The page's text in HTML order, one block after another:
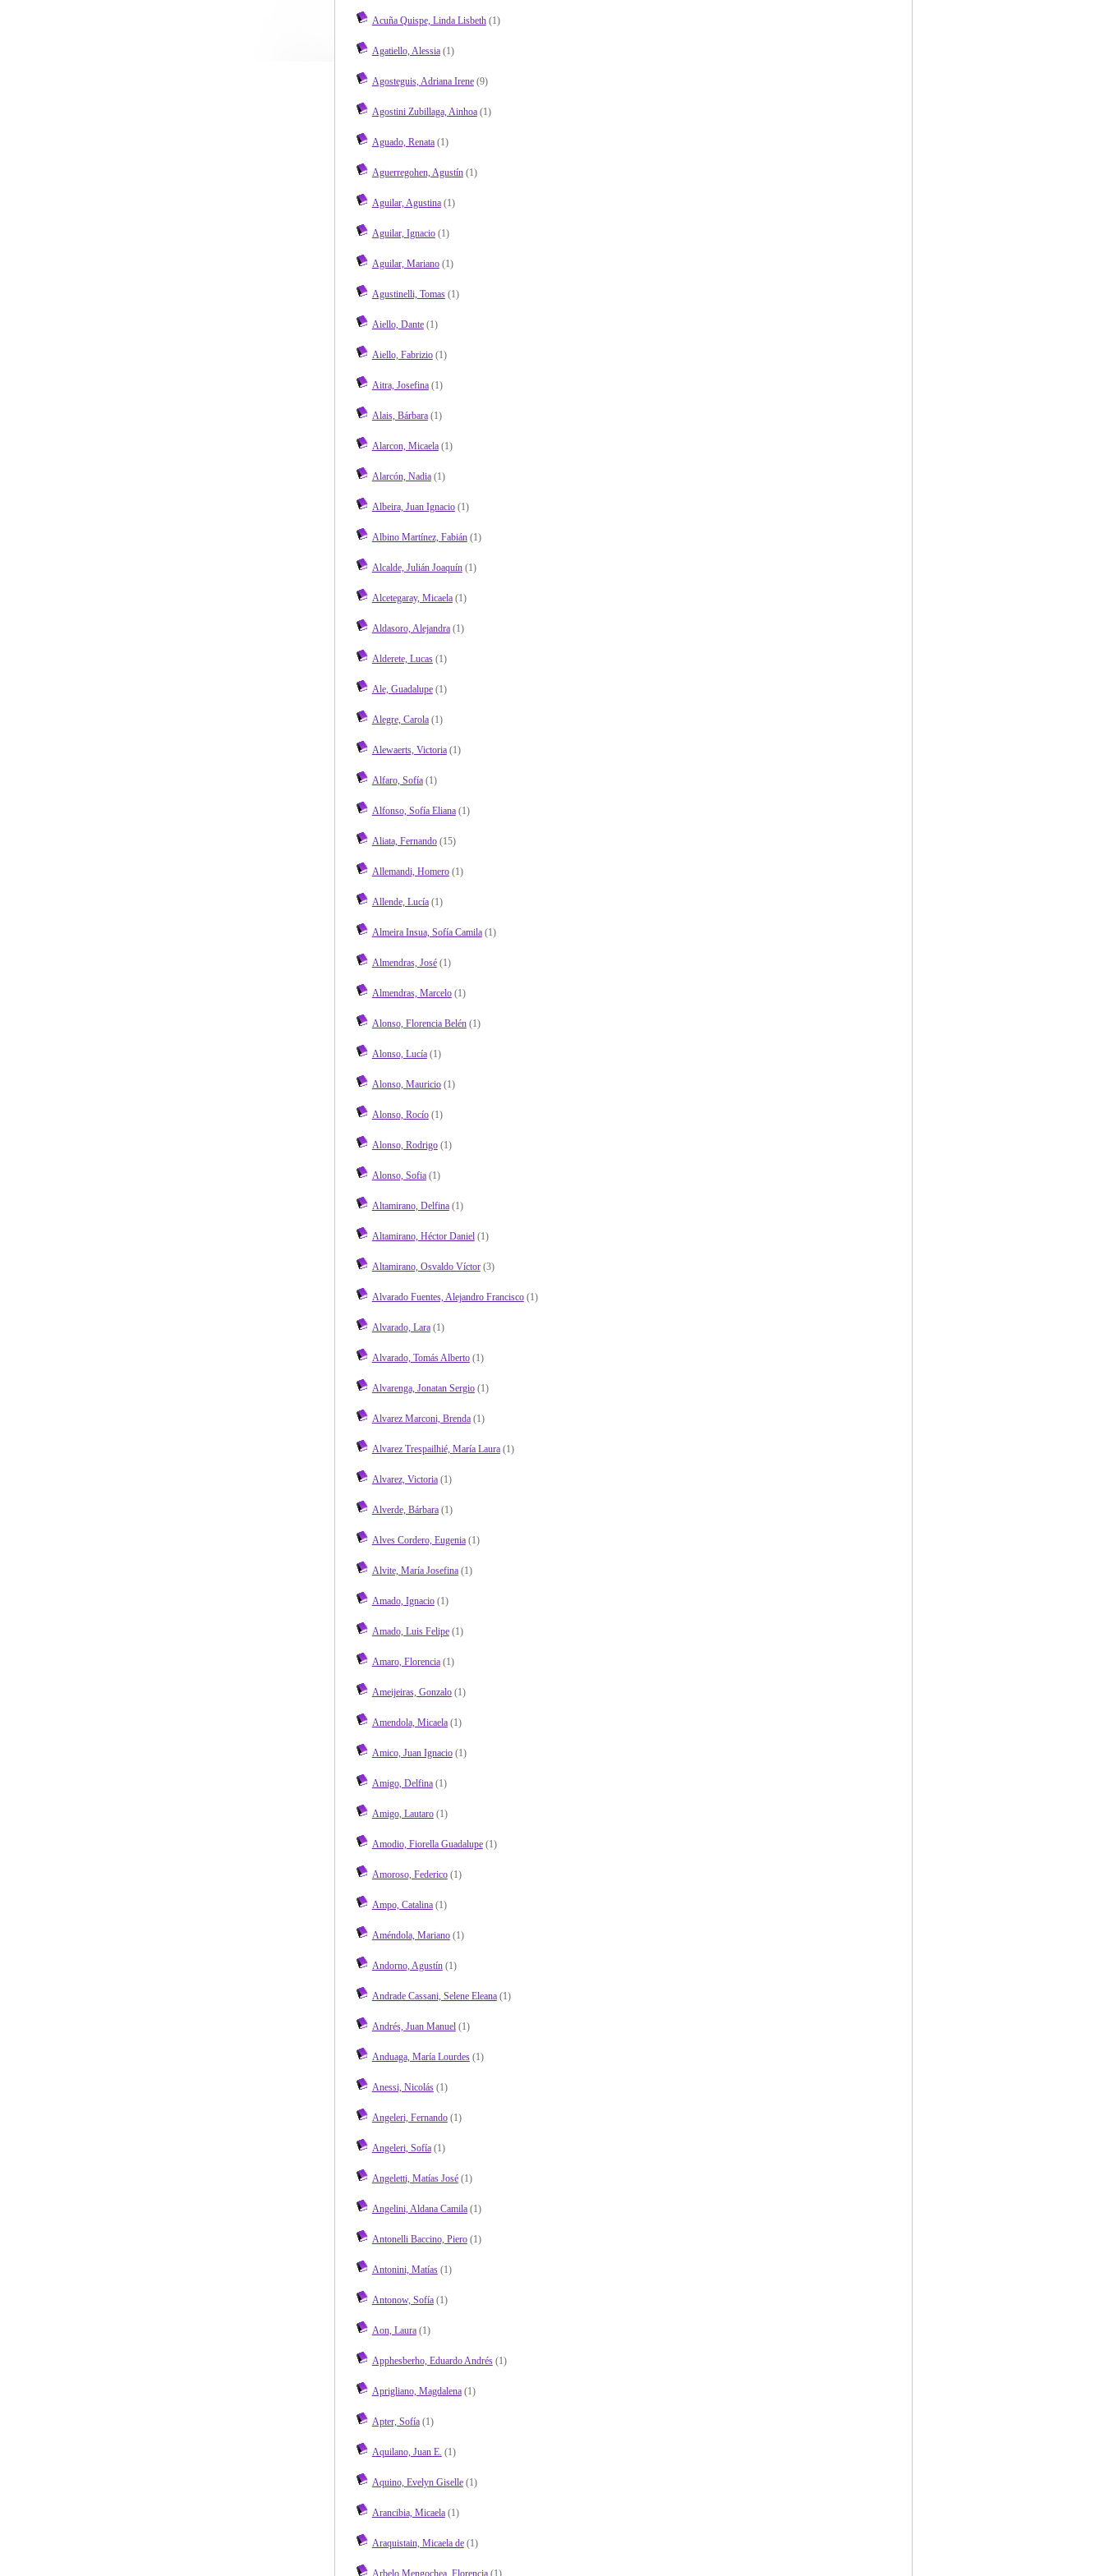
Acuña Quispe, Linda Lisbeth(1)
Agatiello, Alessia(1)
Agosteguis, Adriana Irene(9)
Agostini Zubillaga, Ainhoa(1)
Aguado, Renata(1)
Aguerregohen, Agustín(1)
Aguilar, Agustina(1)
Aguilar, Ignacio(1)
Aguilar, Mariano(1)
Agustinelli, Tomas(1)
Aiello, Dante(1)
Aiello, Fabrizio(1)
Aitra, Josefina(1)
Alais, Bárbara(1)
Alarcon, Micaela(1)
Alarcón, Nadia(1)
Albeira, Juan Ignacio(1)
Albino Martínez, Fabián(1)
Alcalde, Julián Joaquín(1)
Alcetegaray, Micaela(1)
Aldasoro, Alejandra(1)
Alderete, Lucas(1)
Ale, Guadalupe(1)
Alegre, Carola(1)
Alewaerts, Victoria(1)
Alfaro, Sofía(1)
Alfonso, Sofía Eliana(1)
Aliata, Fernando(15)
Allemandi, Homero(1)
Allende, Lucía(1)
Almeira Insua, Sofía Camila(1)
Almendras, José(1)
Almendras, Marcelo(1)
Alonso, Florencia Belén(1)
Alonso, Lucía(1)
Alonso, Mauricio(1)
Alonso, Rocío(1)
Alonso, Rodrigo(1)
Alonso, Sofia(1)
Altamirano, Delfina(1)
Altamirano, Héctor Daniel(1)
Altamirano, Osvaldo Víctor(3)
Alvarado Fuentes, Alejandro Francisco(1)
Alvarado, Lara(1)
Alvarado, Tomás Alberto(1)
Alvarenga, Jonatan Sergio(1)
Alvarez Marconi, Brenda(1)
Alvarez Trespailhié, María Laura(1)
Alvarez, Victoria(1)
Alverde, Bárbara(1)
Alves Cordero, Eugenia(1)
Alvite, María Josefina(1)
Amado, Ignacio(1)
Amado, Luis Felipe(1)
Amaro, Florencia(1)
Ameijeiras, Gonzalo(1)
Amendola, Micaela(1)
Amico, Juan Ignacio(1)
Amigo, Delfina(1)
Amigo, Lautaro(1)
Amodio, Fiorella Guadalupe(1)
Amoroso, Federico(1)
Ampo, Catalina(1)
Améndola, Mariano(1)
Andorno, Agustín(1)
Andrade Cassani, Selene Eleana(1)
Andrés, Juan Manuel(1)
Anduaga, María Lourdes(1)
Anessi, Nicolás(1)
Angeleri, Fernando(1)
Angeleri, Sofía(1)
Angeletti, Matías José(1)
Angelini, Aldana Camila(1)
Antonelli Baccino, Piero(1)
Antonini, Matías(1)
Antonow, Sofía(1)
Aon, Laura(1)
Apphesberho, Eduardo Andrés(1)
Aprigliano, Magdalena(1)
Apter, Sofía(1)
Aquilano, Juan E. (1)
Aquino, Evelyn Giselle(1)
Arancibia, Micaela(1)
Araquistain, Micaela de(1)
Arbelo Mengochea, Florencia(1)